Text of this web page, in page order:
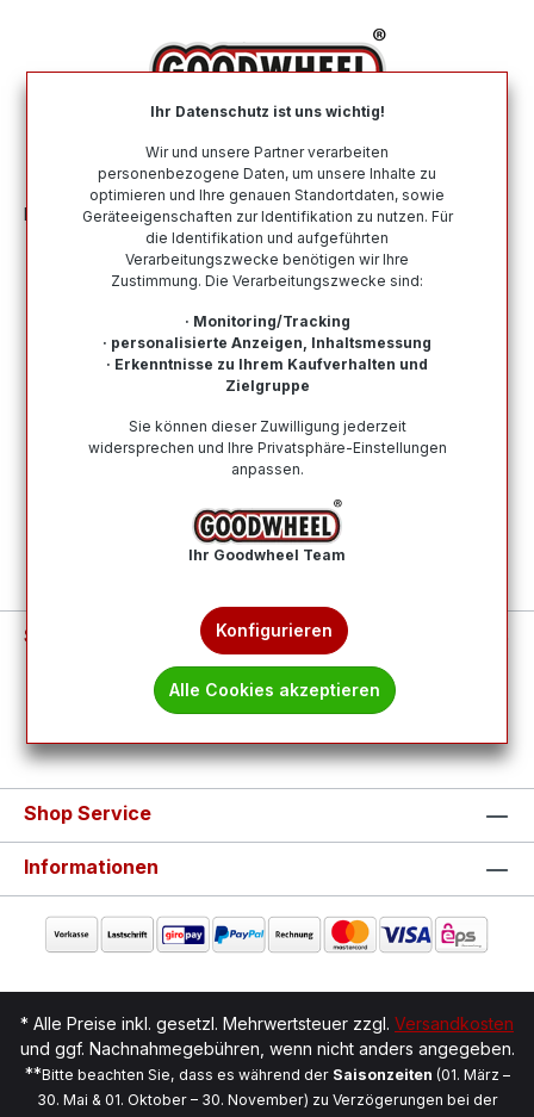
Motorradreifen Einsatzzweck RALLYE
Produkte filtern
Keine Produkte gefunden.
Service-Hotline
Vertrag widerrufen
Shop Service
Informationen
* Alle Preise inkl. gesetzl. Mehrwertsteuer zzgl. Versandkosten
und ggf. Nachnahmegebühren, wenn nicht anders angegeben.
**Bitte beachten Sie, dass es während der Saisonzeiten (01. März –
30. Mai & 01. Oktober – 30. November) zu Verzögerungen bei der
Ihr Datenschutz ist uns wichtig!
Wir und unsere Partner verarbeiten
personenbezogene Daten, um unsere Inhalte zu
optimieren und Ihre genauen Standortdaten, sowie
Geräteeigenschaften zur Identifikation zu nutzen. Für
die Identifikation und aufgeführten
Verarbeitungszwecke benötigen wir Ihre
Zustimmung. Die Verarbeitungszwecke sind:
· Monitoring/Tracking
· personalisierte Anzeigen, Inhaltsmessung
· Erkenntnisse zu Ihrem Kaufverhalten und
Zielgruppe
Sie können dieser Zuwilligung jederzeit
widersprechen und Ihre Privatsphäre-Einstellungen
anpassen.
Ihr Goodwheel Team
Konfigurieren
Alle Cookies akzeptieren